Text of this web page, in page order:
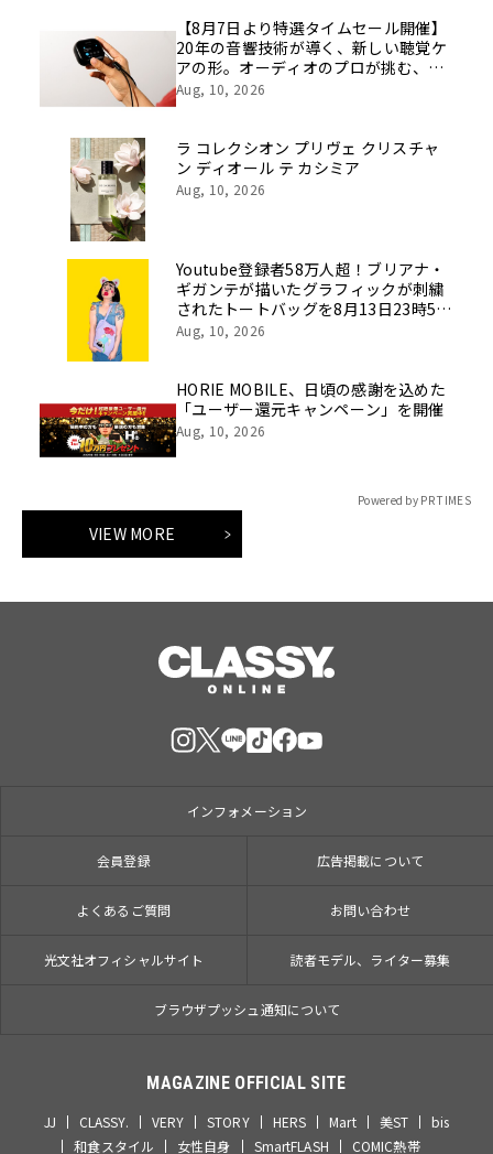
像を公開！
【8月7日より特選タイムセール開催】
20年の音響技術が導く、新しい聴覚ケ
アの形。オーディオのプロが挑む、画
期的なスクリーン操作対応次世代スマ
Aug, 10, 2026
ラ コレクシオン プリヴェ クリスチャ
ン ディオール テ カシミア
Aug, 10, 2026
Youtube登録者58万人超！ブリアナ・
ギガンテが描いたグラフィックが刺繍
されたトートバッグを8月13日23時59
分まで期間限定で新発売！
Aug, 10, 2026
HORIE MOBILE、日頃の感謝を込めた
「ユーザー還元キャンペーン」を開催
Aug, 10, 2026
Powered by PR TIMES
VIEW MORE
インフォメーション
会員登録 広告掲載について
よくあるご質問 お問い合わせ
光文社オフィシャルサイト 読者モデル、ライター募集
ブラウザプッシュ通知について
MAGAZINE OFFICIAL SITE
JJ CLASSY. VERY STORY HERS Mart 美ST
bis
和食スタイル
女性自身 SmartFLASH COMIC熱帯